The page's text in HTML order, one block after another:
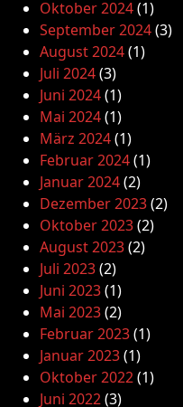
Oktober 2024(1)
September 2024(3)
August 2024(1)
Juli 2024(3)
Juni 2024(1)
Mai 2024(1)
März 2024(1)
Februar 2024(1)
Januar 2024(2)
Dezember 2023(2)
Oktober 2023(2)
August 2023(2)
Juli 2023(2)
Juni 2023(1)
Mai 2023(2)
Februar 2023(1)
Januar 2023(1)
Oktober 2022(1)
Juni 2022(3)